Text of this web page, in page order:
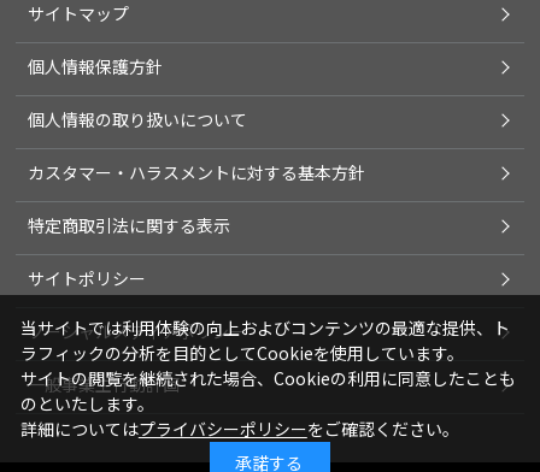
サイトマップ
個人情報保護方針
個人情報の取り扱いについて
カスタマー・ハラスメントに対する基本方針
特定商取引法に関する表示
サイトポリシー
ソーシャルメディアポリシー
一般事業主行動計画
当サイトでは利用体験の向上およびコンテンツの最適な提供、ト
ラフィックの分析を目的としてCookieを使用しています。
サイトの閲覧を継続された場合、Cookieの利用に同意したことも
のといたします。
詳細についてはプライバシーポリシーをご確認ください。
承諾する